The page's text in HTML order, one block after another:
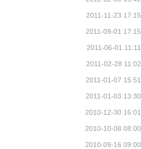
2011-11-23 17:15
2011-09-01 17:15
2011-06-01 11:11
2011-02-28 11:02
2011-01-07 15:51
2011-01-03 13:30
2010-12-30 16:01
2010-10-08 08:00
2010-09-16 09:00